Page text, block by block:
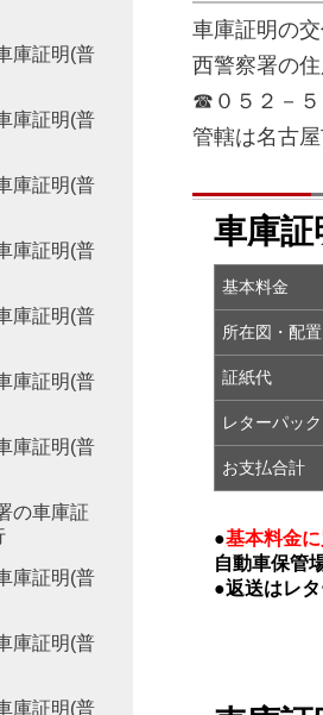
車庫証明の
西警察署の
☎０５２－５
管轄は名古
車庫証
基本料金
所在図・
証紙代
レターパッ
お支払合計
●基本料金に
自動車保管
●返送はレ
庫証明(普
庫証明(普
庫証明(普
庫証明(普
庫証明(普
庫証明(普
庫証明(普
の車庫証
庫証明(普
庫証明(普
庫証明(普